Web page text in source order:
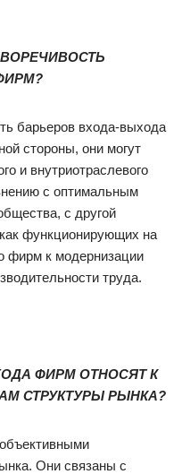
барьеров входа-выхода
стороны, они могут
и внутриотраслевого
с оптимальным
с другой
функционирующих на
фирм к модернизации
труда.
ФИРМ ОТНОСЯТ К
СТРУКТУРЫ РЫНКА?
Они связаны с